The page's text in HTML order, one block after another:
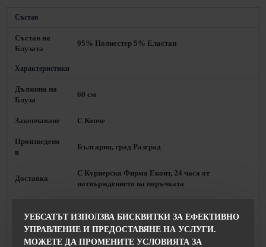
УЕБСАТЪТ ИЗПОЛЗВА БИСКВИТКИ ЗА ЕФЕКТИВНО
УПРАВЛЕНИЕ И ПРЕДОСТАВЯНЕ НА УСЛУГИ.
МОЖЕТЕ ДА ПРОМЕНИТЕ УСЛОВИЯТА ЗА
Състав
Състав на
Блузата
95% Полиестер 5% Еластан
Характеристики
Дължина на
Блуза
60 см
Закопчаване С Копче
Произведено
в
България, град Разград
Доставка
С Куриерска Фирма Еконт, 24 часа от
потвърждението на поръчката
Замяна
размер или модел по Ваш избор след провеждане
на разговор с наш продавач-консултант. За
връзка : BG ☎ 0896 892014